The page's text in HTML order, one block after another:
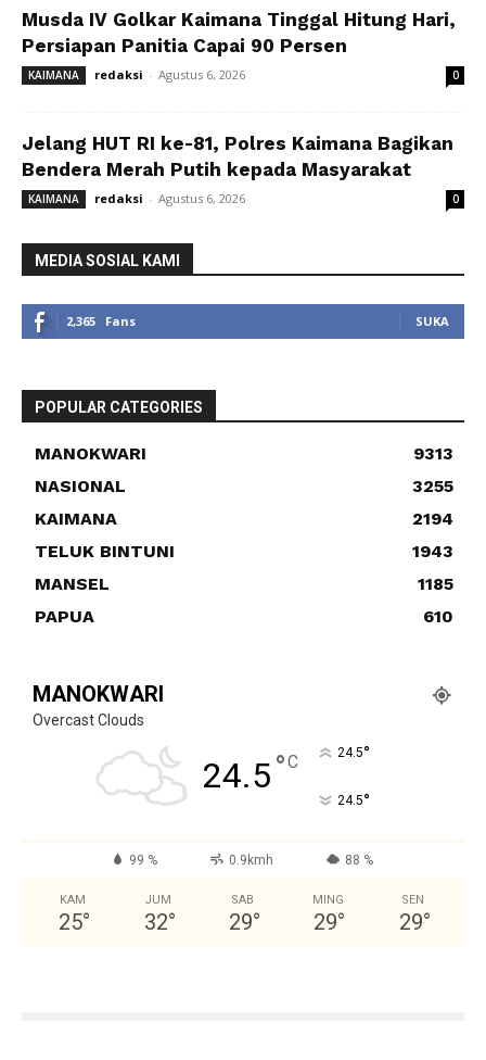
Musda IV Golkar Kaimana Tinggal Hitung Hari,
Persiapan Panitia Capai 90 Persen
KAIMANA redaksi - Agustus 6, 2026 0
Jelang HUT RI ke-81, Polres Kaimana Bagikan
Bendera Merah Putih kepada Masyarakat
KAIMANA redaksi - Agustus 6, 2026 0
MEDIA SOSIAL KAMI
2,365 Fans SUKA
POPULAR CATEGORIES
MANOKWARI
9313
NASIONAL
3255
KAIMANA
2194
TELUK BINTUNI
1943
MANSEL
1185
PAPUA
610
MANOKWARI
Overcast Clouds
24.5°C 24.5°
24.5°
99 % 0.9kmh 88 %
KAM
25°
JUM
32°
SAB
29°
MING
29°
SEN
29°